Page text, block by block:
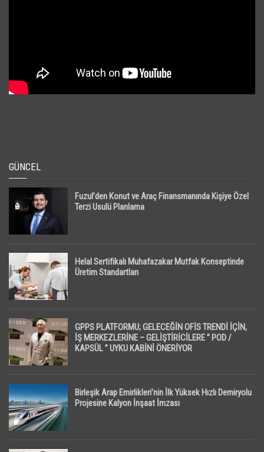
GÜNCEL
Fuzul’den Konut ve Araç Finansmanında Kişiye Özel
Terzi Usulü Planlama
Helal Sertifikalı Muhafazakar Mutfak Konseptinde
Üretim Standartları
GPPS PLATFORMU; GELECEĞİN OFİS TRENDİ İÇİN,
İŞ MERKEZLERİNE – GELİŞTİRİCİLERE ” POD /
KAPSÜL ” UYKU KABİNİ ÖNERİYOR
Birleşik Arap Emirlikleri’nin İlk Yüksek Hızlı Demiryolu
Projesine Kalyon İnşaat İmzası